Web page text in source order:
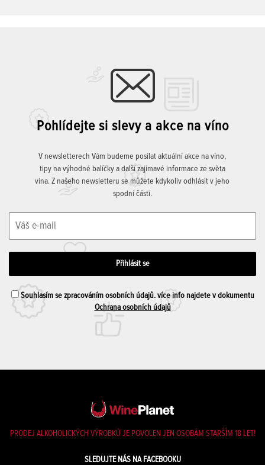
Pohlídejte si slevy a akce na víno
V newsletterech Vám budeme posílat aktuální akce na víno,
tipy na výhodné balíčky a další zajímavé informace ze světa
vína. Z našeho newsletteru se můžete kdykoliv odhlásit v jeho
spodní části.
Souhlasím se zpracováním osobních údajů. více info najdete v dokumentu
Ochrana osobních údajů
PRODEJ ALKOHOLICKÝCH VÝROBKŮ JE POVOLEN JEN OSOBÁM STARŠÍM 18 LET!
SLEDUJTE NÁS NA FACEBOOKU